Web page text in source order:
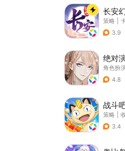
长安
策略
3.9
绝对
角色扮
4.8
战斗
策略
3.4